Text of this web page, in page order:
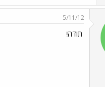
5/11/12
תודה!